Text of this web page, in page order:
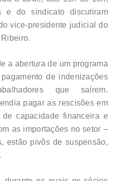
e do sindicato discutiram
vice-presidente judicial do
a abertura de um programa
de indenizações
que saírem.
pagar as rescisões em
capacidade financeira e
as importações no setor –
estão pivôs de suspensão,